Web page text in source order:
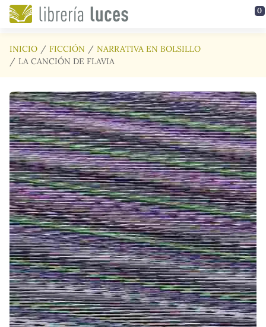
Saltar al contenido principal 0
INICIO FICCIÓN
NARRATIVA EN BOLSILLO
LA CANCIÓN DE FLAVIA